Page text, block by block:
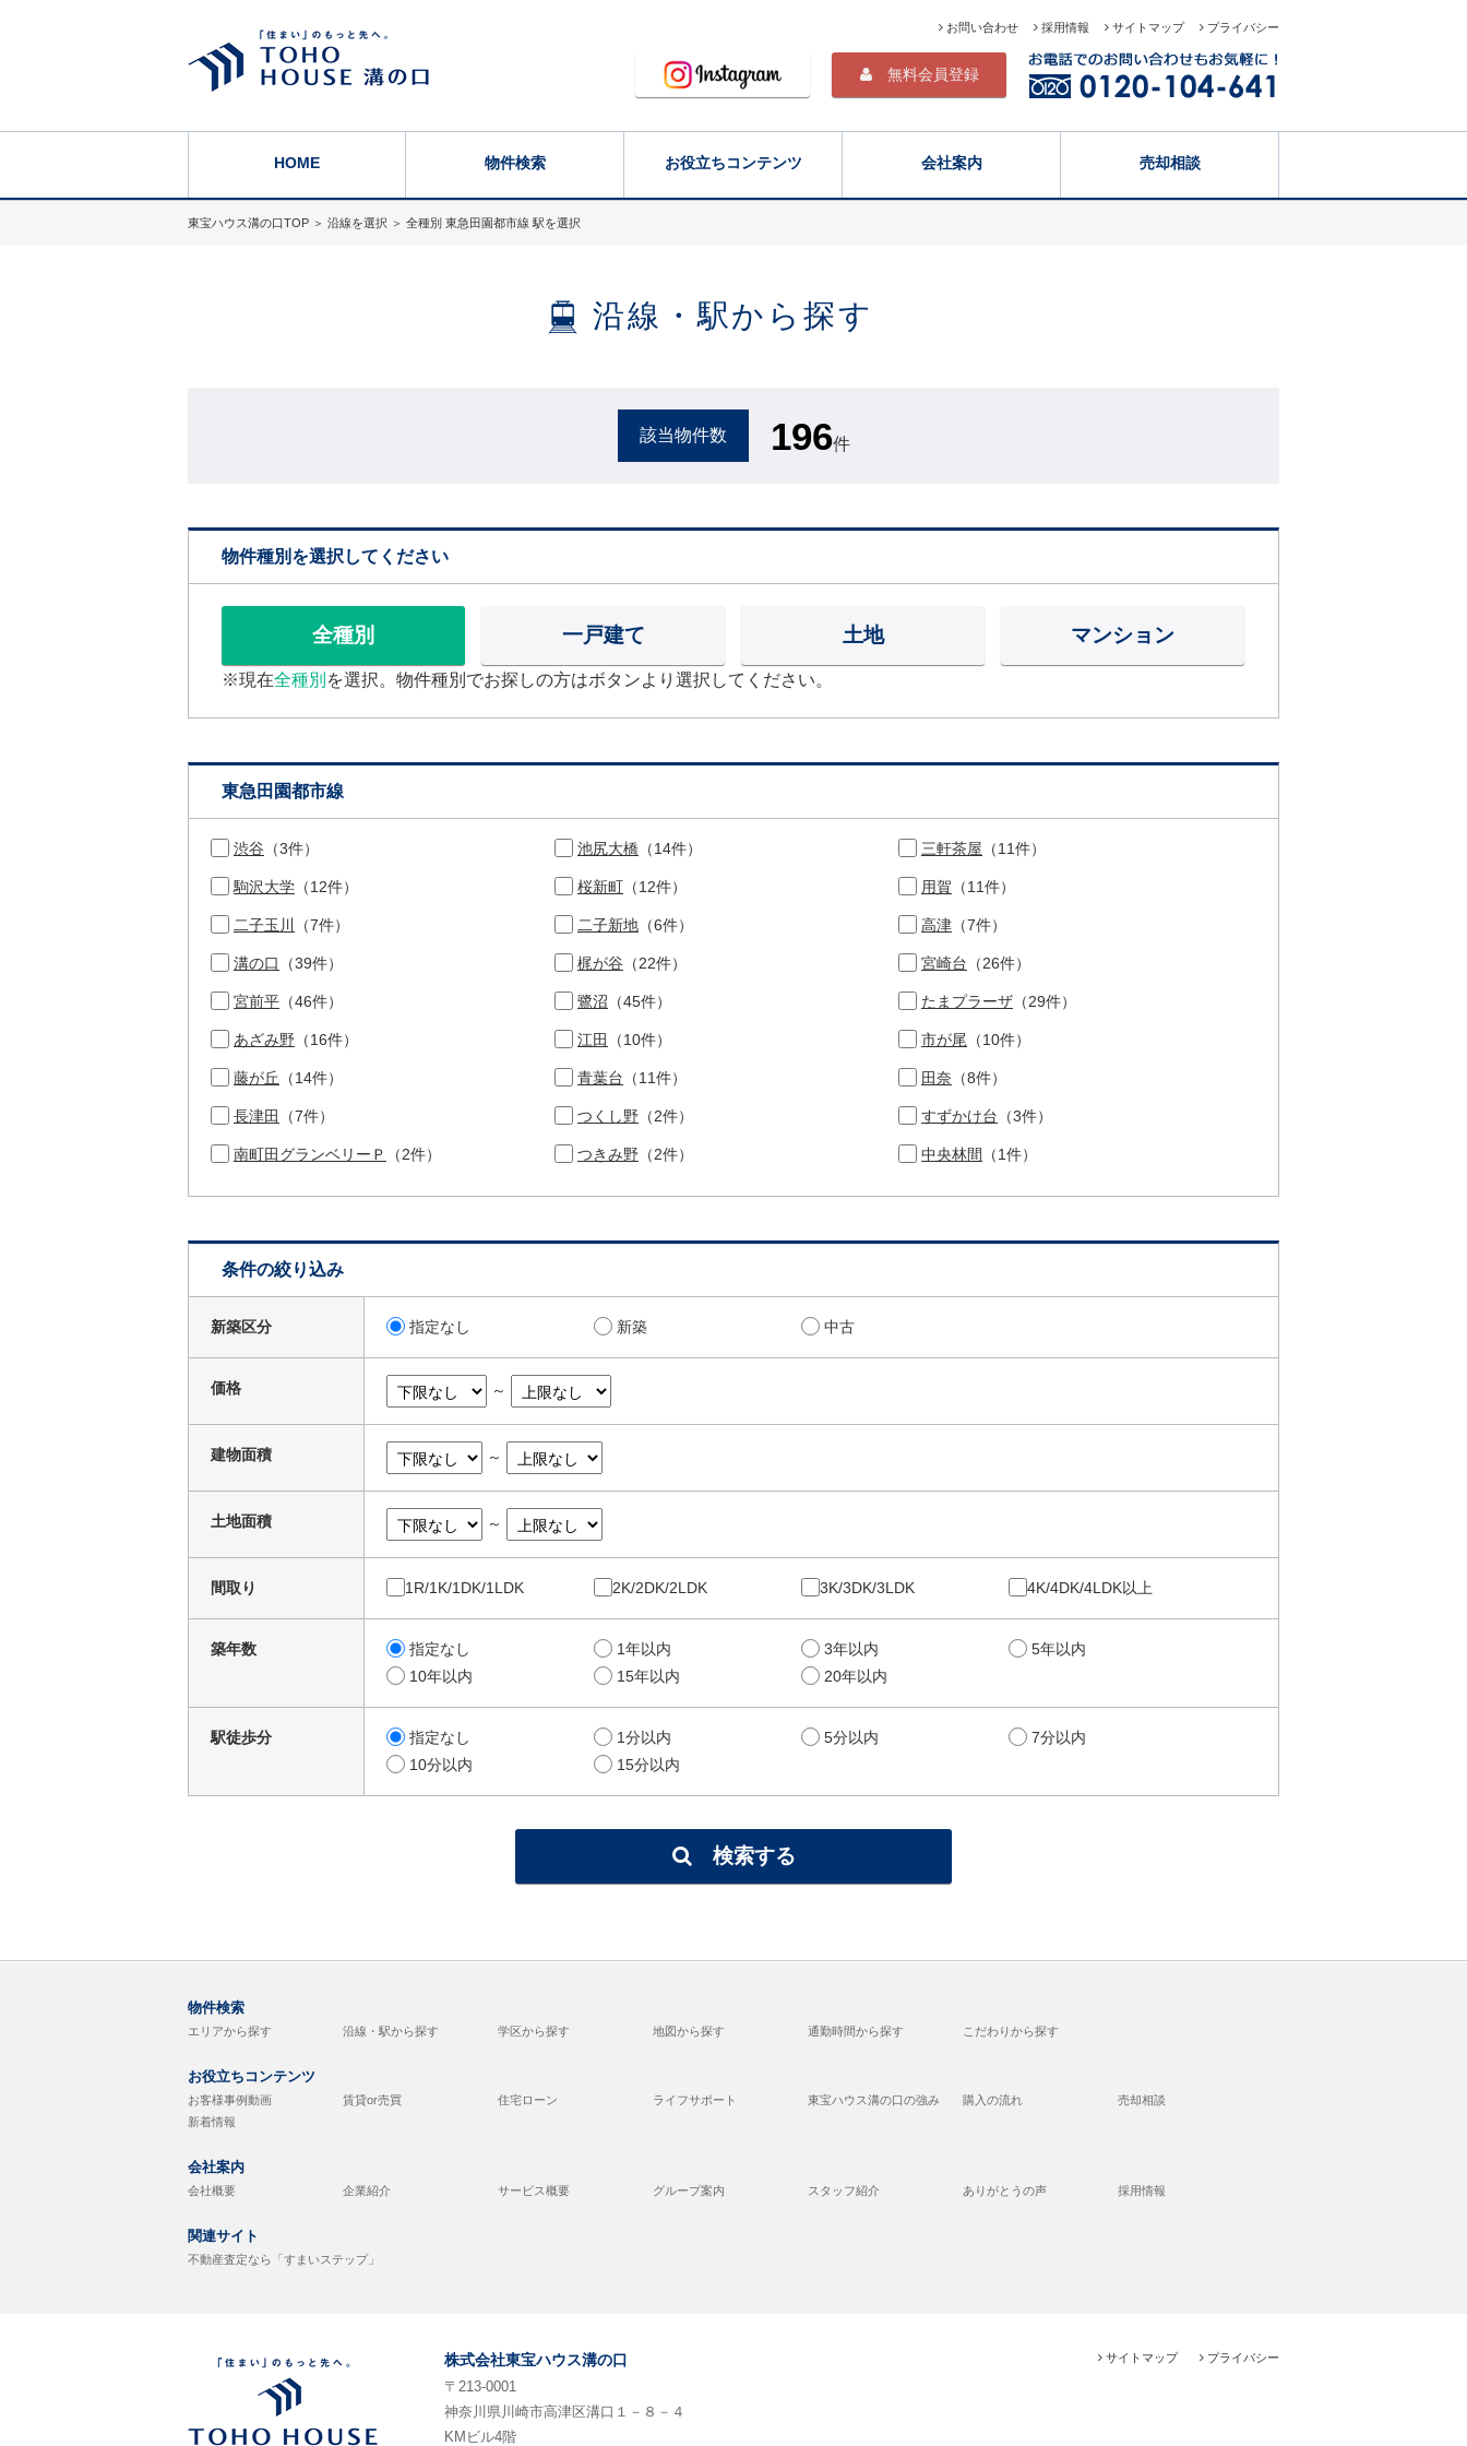
無料会員登録
お問い合わせ 採用情報 サイトマップ プライバシー
HOME 物件検索 お役立ちコンテンツ 会社案内 売却相談
東宝ハウス溝の口TOP ＞ 沿線を選択 ＞ 全種別 東急田園都市線 駅を選択
沿線・駅から探す
該当物件数 196件
物件種別を選択してください
全種別 一戸建て 土地 マンション
※現在全種別 を選択。物件種別でお探しの方はボタンより選択してください。
東急田園都市線
渋谷 （3件） 池尻大橋 （14件） 三軒茶屋 （11件）
駒沢大学 （12件） 桜新町 （12件） 用賀 （11件）
二子玉川 （7件） 二子新地 （6件） 高津 （7件）
溝の口 （39件） 梶が谷 （22件） 宮崎台 （26件）
宮前平 （46件） 鷺沼 （45件） たまプラーザ （29件）
あざみ野 （16件） 江田 （10件） 市が尾 （10件）
藤が丘 （14件） 青葉台 （11件） 田奈 （8件）
長津田 （7件） つくし野 （2件） すずかけ台 （3件）
南町田グランベリーＰ （2件） つきみ野 （2件） 中央林間 （1件）
条件の絞り込み
新築区分 指定なし 新築 中古
価格 ～
建物面積 ～
土地面積 ～
間取り 1R/1K/1DK/1LDK 2K/2DK/2LDK 3K/3DK/3LDK 4K/4DK/4LDK以上
築年数 指定なし 1年以内 3年以内
5年以内
10年以内
15年以内 20年以内
駅徒歩分 指定なし 1分以内 5分以内
7分以内
10分以内
15分以内
検索する
物件検索
エリアから探す 沿線・駅から探す 学区から探す 地図から探す 通勤時間から探す こだわりから探す
お役立ちコンテンツ
お客様事例動画 賃貸or売買 住宅ローン ライフサポート 東宝ハウス溝の口の強み 購入の流れ
売却相談
新着情報
会社案内
会社概要 企業紹介 サービス概要 グループ案内 スタッフ紹介 ありがとうの声 採用情報
関連サイト
不動産査定なら「すまいステップ」
株式会社東宝ハウス溝の口
〒213-0001
神奈川県川崎市高津区溝口１－８－４
KMビル4階
サイトマップ プライバシー